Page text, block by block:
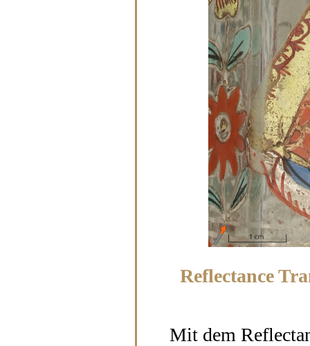
Reflectance
Mit dem